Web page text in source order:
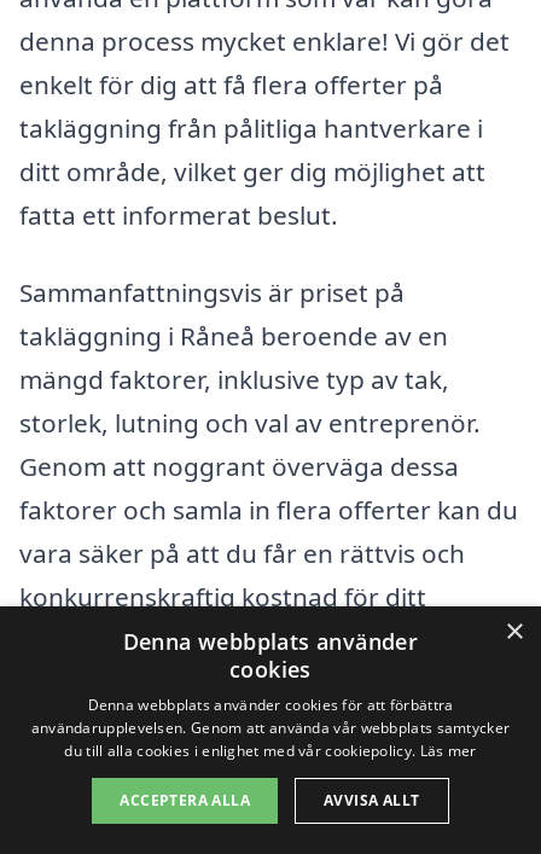
denna process mycket enklare! Vi gör det
enkelt för dig att få flera offerter på
takläggning från pålitliga hantverkare i
ditt område, vilket ger dig möjlighet att
fatta ett informerat beslut.
Sammanfattningsvis är priset på
takläggning i Råneå beroende av en
mängd faktorer, inklusive typ av tak,
storlek, lutning och val av entreprenör.
Genom att noggrant överväga dessa
faktorer och samla in flera offerter kan du
vara säker på att du får en rättvis och
konkurrenskraftig kostnad för ditt
takprojekt.
Få 3 erbjudanden, gratis och utan
förpliktelser
×
Denna webbplats använder
cookies
Denna webbplats använder cookies för att förbättra
användarupplevelsen. Genom att använda vår webbplats samtycker
du till alla cookies i enlighet med vår cookiepolicy. Läs mer
ACCEPTERA ALLA AVVISA ALLT